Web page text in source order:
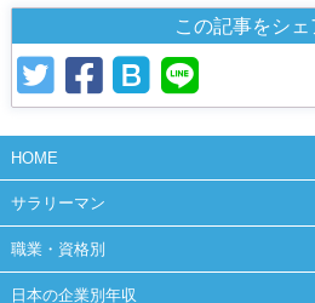
この記事をシェ
HOME
サラリーマン
職業・資格別
日本の企業別年収